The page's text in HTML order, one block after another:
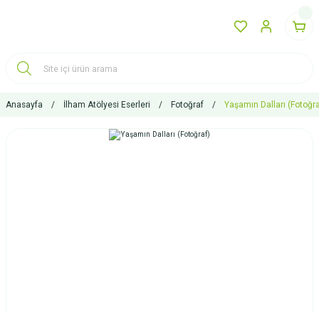
Anasayfa İlham Atölyesi Eserleri Fotoğraf Yaşamın Dalları